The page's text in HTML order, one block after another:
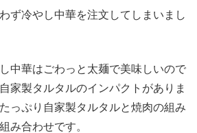
ず冷やし中華を注文してしまいまし
中華はごわっと太麺で美味しいので
家製タルタルのインパクトがありま
っぷり自家製タルタルと焼肉の組み
み合わせです。